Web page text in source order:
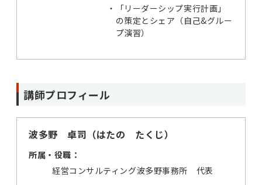
・
「リーダーシップ実行計画」
の策定とシェア（自己&グルー
プ演習）
講師プロフィール
波多野 卓司（はたの たくじ）
所属・役職：
経営コンサルティング波多野事務所 代表